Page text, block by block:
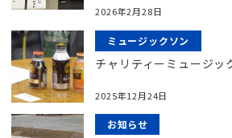
2026年2月28日
ミュージックソン
チャリティーミュージ
2025年12月24日
お知らせ